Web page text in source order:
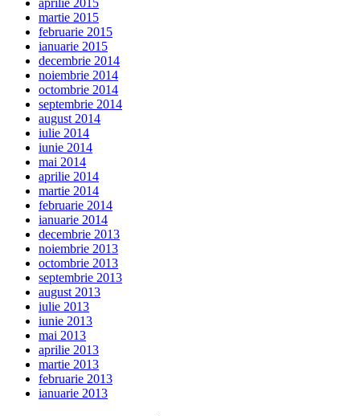
aprilie 2015
martie 2015
februarie 2015
ianuarie 2015
decembrie 2014
noiembrie 2014
octombrie 2014
septembrie 2014
august 2014
iulie 2014
iunie 2014
mai 2014
aprilie 2014
martie 2014
februarie 2014
ianuarie 2014
decembrie 2013
noiembrie 2013
octombrie 2013
septembrie 2013
august 2013
iulie 2013
iunie 2013
mai 2013
aprilie 2013
martie 2013
februarie 2013
ianuarie 2013